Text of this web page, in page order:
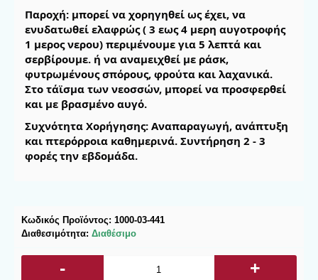
Παροχή: μπορεί να χορηγηθεί ως έχει, να
ενυδατωθεί ελαφρώς ( 3 εως 4 μερη αυγοτροφής
1 μερος νερου) περιμένουμε για 5 λεπτά και
σερβίρουμε. ή να αναμειχθεί με ράσκ,
φυτρωμένους σπόρους, φρούτα και λαχανικά.
Στο τάϊσμα των νεοσσών, μπορεί να προσφερθεί
και με βρασμένο αυγό.
Συχνότητα Χορήγησης: Αναπαραγωγή, ανάπτυξη
και πτερόρροια καθημερινά. Συντήρηση 2 - 3
φορές την εβδομάδα.
Κωδικός Προϊόντος: 1000-03-441
Διαθεσιμότητα: Διαθέσιμο
- +